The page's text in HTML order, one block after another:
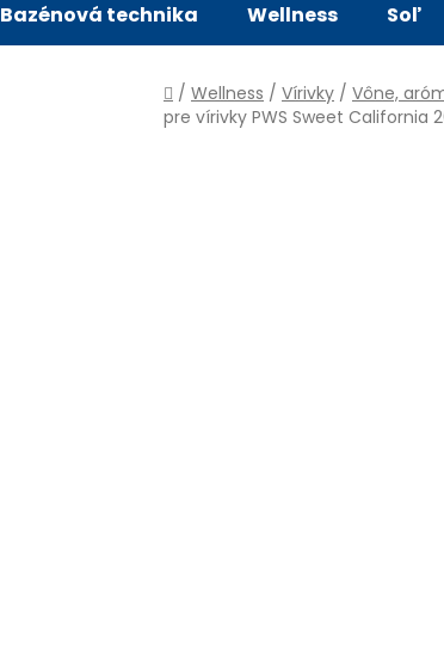
Bazénová technika Wellness Soľ
Domov
/ Wellness / Vírivky / Vône,
pre vírivky PWS Sweet California